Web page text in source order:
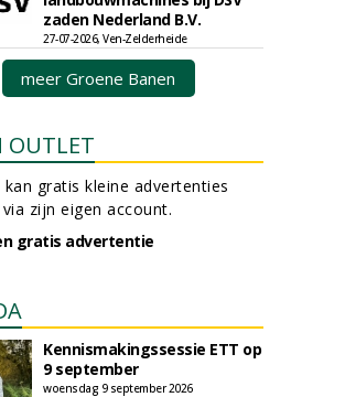
zaden Nederland B.V.
27-07-2026, Ven-Zelderheide
meer Groene Banen
OUTLET
kan gratis kleine advertenties
zijn eigen account.
gratis advertentie
Kennismakingssessie ETT op
9 september
woensdag 9 september 2026